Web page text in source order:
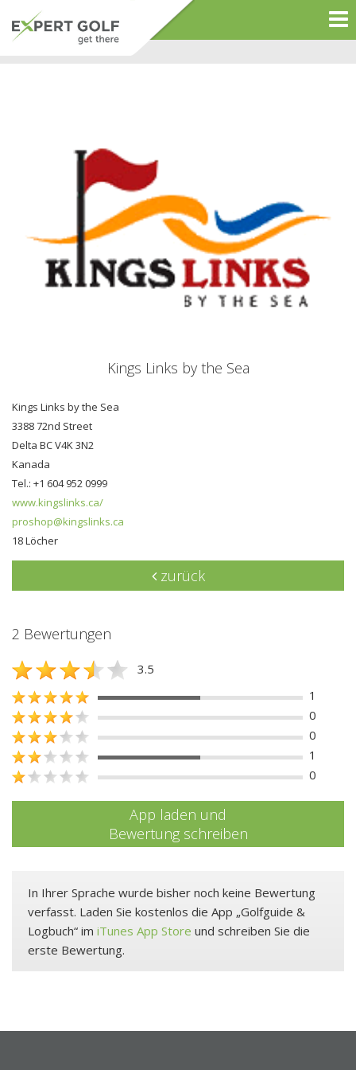
Kings Links by the Sea
Kings Links by the Sea
3388 72nd Street
Delta BC V4K 3N2
Kanada
Tel.: +1 604 952 0999
www.kingslinks.ca/
proshop@kingslinks.ca
18 Löcher
zurück
2 Bewertungen
3.5
1
0
0
1
0
App laden und
Bewertung schreiben
In Ihrer Sprache wurde bisher noch keine Bewertung
verfasst. Laden Sie kostenlos die App „Golfguide &
Logbuch“ im iTunes App Store und schreiben Sie die
erste Bewertung.